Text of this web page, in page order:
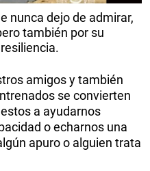
nunca dejo de admirar,
también por su
amigos y también
se convierten
a ayudarnos
o echarnos una
apuro o alguien trata